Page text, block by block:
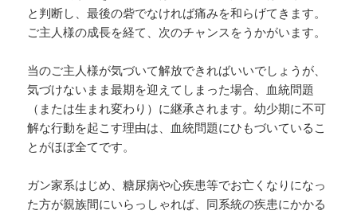
と判断し、最後の砦でなければ痛みを和らげてきます。
ご主人様の成長を経て、次のチャンスをうかがいます。
当のご主人様が気づいて解放できればいいでしょうが、
気づけないまま最期を迎えてしまった場合、血統問題
（または生まれ変わり）に継承されます。幼少期に不可
解な行動を起こす理由は、血統問題にひもづいているこ
とがほぼ全てです。
ガン家系はじめ、糖尿病や心疾患等でお亡くなりになっ
た方が親族間にいらっしゃれば、同系統の疾患にかかる